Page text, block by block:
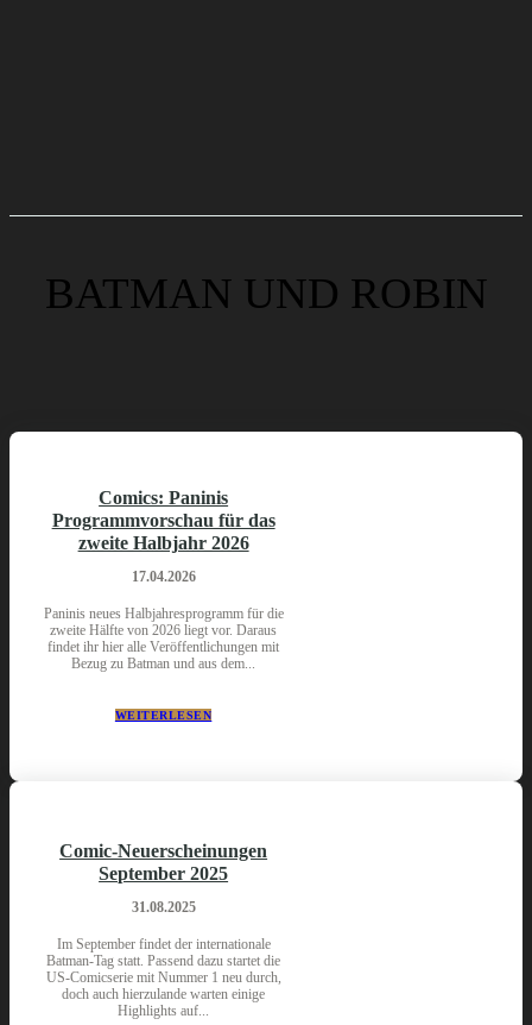
BATMAN UND ROBIN
Comics: Paninis
Programmvorschau für das
zweite Halbjahr 2026
17.04.2026
Paninis neues Halbjahresprogramm für die
zweite Hälfte von 2026 liegt vor. Daraus
findet ihr hier alle Veröffentlichungen mit
Bezug zu Batman und aus dem...
WEITERLESEN
Comic-Neuerscheinungen
September 2025
31.08.2025
Im September findet der internationale
Batman-Tag statt. Passend dazu startet die
US-Comicserie mit Nummer 1 neu durch,
doch auch hierzulande warten einige
Highlights auf...